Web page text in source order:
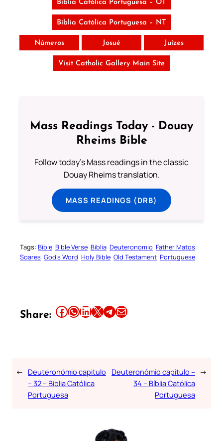
Bíblia Católica Portuguesa – OT
Bíblia Católica Portuguesa – NT
Números Josué Juízes
Visit Catholic Gallery Main Site
Mass Readings Today - Douay
Rheims Bible
Follow today's Mass readings in the classic
Douay Rheims translation.
MASS READINGS (DRB)
Tags: Bible Bible Verse Biblia Deuteronomio Father Matos
Soares God’s Word Holy Bible Old Testament Portuguese
Share: Share this article on Facebook Share this article on WhatsApp Share this article on LinkedIn Share this article on X Share this article on TelegramEmail this Article
← Deuteronómio capitulo
– 32 – Bíblia Católica
Portuguesa
Deuteronómio capitulo –
34 – Bíblia Católica
Portuguesa
→